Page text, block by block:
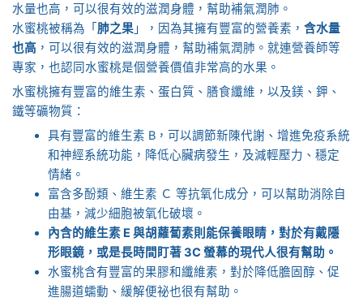
水量也高，可以很有效的滋潤身體，幫助補氣潤肺。
水蜜桃被稱為「 肺之果 」，因為其擁有豐富的營養素， 含水量
也高 ，可以很有效的滋潤身體，幫助補氣潤肺。就連營養師等
專家，也認同水蜜桃是個營養價值非常高的水果。
水蜜桃擁有豐富的維生素、蛋白質、膳食纖維，以及鎂、鉀、
鐵等礦物質：
具有豐富的維生素 B，可以調節新陳代謝、增進免疫系統
和神經系統功能，降低心臟病發生，及減輕壓力、穩定
情緒。
富含多酚類、維生素 Ｃ 等抗氧化成分，可以幫助消除自
由基，減少細胞被氧化破壞。
內含的維生素 E 與胡蘿蔔素則能保養眼睛，對於有戴隱
形眼鏡，或是長時間盯著 3C 螢幕的現代人很有幫助。
水蜜桃含有豐富的果膠和纖維素，對於降低膽固醇、促
進腸道蠕動、緩解便祕也很有幫助。